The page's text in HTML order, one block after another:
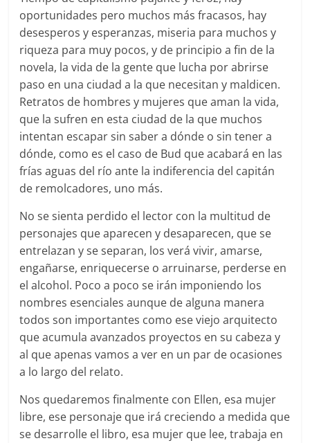
oportunidades pero muchos más fracasos, hay
desesperos y esperanzas, miseria para muchos y
riqueza para muy pocos, y de principio a fin de la
novela, la vida de la gente que lucha por abrirse
paso en una ciudad a la que necesitan y maldicen.
Retratos de hombres y mujeres que aman la vida,
que la sufren en esta ciudad de la que muchos
intentan escapar sin saber a dónde o sin tener a
dónde, como es el caso de Bud que acabará en las
frías aguas del río ante la indiferencia del capitán
de remolcadores, uno más.
No se sienta perdido el lector con la multitud de
personajes que aparecen y desaparecen, que se
entrelazan y se separan, los verá vivir, amarse,
engañarse, enriquecerse o arruinarse, perderse en
el alcohol. Poco a poco se irán imponiendo los
nombres esenciales aunque de alguna manera
todos son importantes como ese viejo arquitecto
que acumula avanzados proyectos en su cabeza y
al que apenas vamos a ver en un par de ocasiones
a lo largo del relato.
Nos quedaremos finalmente con Ellen, esa mujer
libre, ese personaje que irá creciendo a medida que
se desarrolle el libro, esa mujer que lee, trabaja en